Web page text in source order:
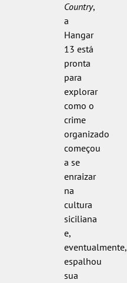
Country,
a
Hangar
13 está
pronta
para
explorar
como o
crime
organizado
começou
a se
enraizar
na
cultura
siciliana
e,
eventualmente,
espalhou
sua